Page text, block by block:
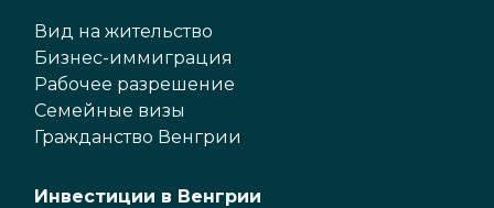
Вид на жительство
Бизнес-иммиграция
Рабочее разрешение
Семейные визы
Гражданство Венгрии
Инвестиции в Венгрии